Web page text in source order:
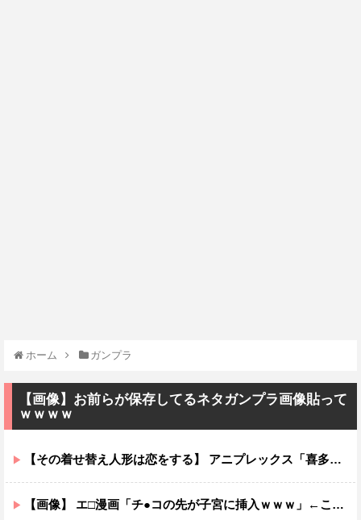
ホーム ガンプラ
【画像】お前らが保存してるネタガンプラ画像貼って
ｗｗｗｗ
【その着せ替え人形は恋をする】 アニプレックス「喜多川海夢 レースクイーンVer.」フィギュア【再販予約開始】
【画像】 エ□漫画「チ●コの先が子宮に挿入ｗｗｗ」←これ有り得るの？ｗｗ